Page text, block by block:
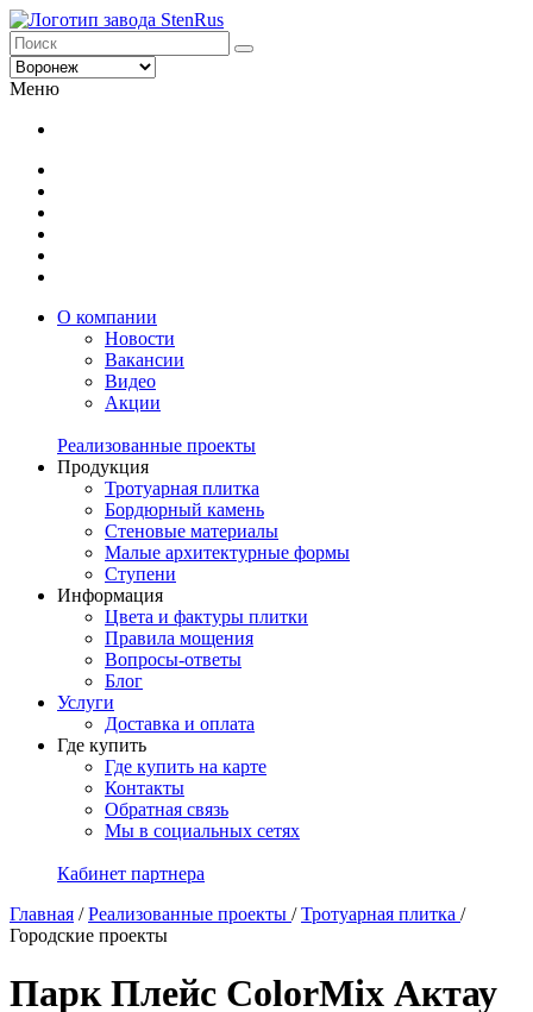
Меню
О компании
Новости
Вакансии
Видео
Акции
Реализованные проекты
Продукция
Тротуарная плитка
Бордюрный камень
Стеновые материалы
Малые архитектурные формы
Ступени
Информация
Цвета и фактуры плитки
Правила мощения
Вопросы-ответы
Блог
Услуги
Доставка и оплата
Где купить
Где купить на карте
Контакты
Обратная связь
Мы в социальных сетях
Кабинет партнера
Главная /Реализованные проекты /Тротуарная плитка /
Городские проекты
Парк Плейс ColorMix Актау